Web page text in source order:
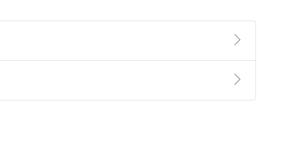
第2條第5款之規定，「非以有形媒介提供之數位